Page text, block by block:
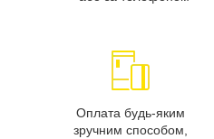
Оплата будь-яким
зручним способом,